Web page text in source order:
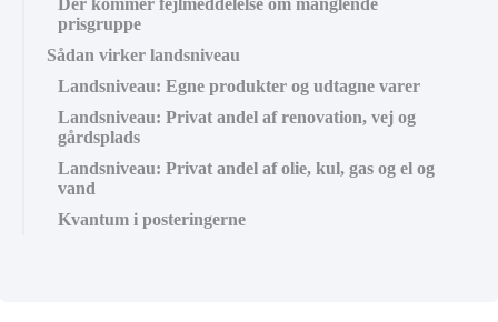
Der kommer fejlmeddelelse om manglende
prisgruppe
Sådan virker landsniveau
Landsniveau: Egne produkter og udtagne varer
Landsniveau: Privat andel af renovation, vej og
gårdsplads
Landsniveau: Privat andel af olie, kul, gas og el og
vand
Kvantum i posteringerne